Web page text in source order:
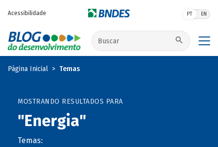
Acessibilidade PT EN
Buscar no site
Página Inicial Temas
MOSTRANDO RESULTADOS PARA
"Energia"
Temas: